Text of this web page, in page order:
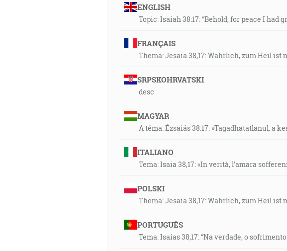
ENGLISH
Topic: Isaiah 38:17: “Behold, for peace I had
FRANÇAIS
Thema: Jesaia 38,17: Wahrlich, zum Heil ist
SRPSKOHRVATSKI
desc
MAGYAR
A téma: Ézsaiás 38:17: »Tagadhatatlanul, a
ITALIANO
Tema: Isaia 38,17: «In verità, l'amara
POLSKI
Thema: Jesaia 38,17: Wahrlich, zum Heil ist
PORTUGUÊS
Tema: Isaías 38,17: “Na verdade, o